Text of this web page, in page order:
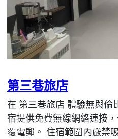
第三巷旅店
在 第三巷旅店 體驗無與倫
宿提供免費無線網絡連接
覆電郵。 住宿範圍內嚴禁